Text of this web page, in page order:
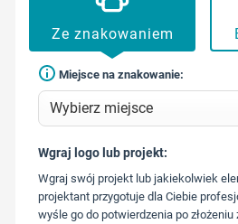
Ze znakowaniem
Miejsce na znakowanie:
217
Wgraj logo lub projekt:
Wgraj swój projekt lub jakiekolwiek
projektant przygotuje dla Ciebie
wyśle go do potwierdzenia po złożeniu